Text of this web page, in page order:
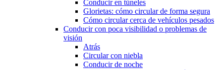
Conducir en túneles
Glorietas: cómo circular de forma segura
Cómo circular cerca de vehículos pesados
Conducir con poca visibilidad o problemas de
visión
Atrás
Circular con niebla
Conducir de noche